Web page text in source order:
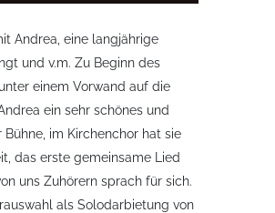
Andrea, eine langjährige
und v.m. Zu Beginn des
einem Vorwand auf die
ein sehr schönes und
im Kirchenchor hat sie
das erste gemeinsame Lied
uns Zuhörern sprach für sich.
als Solodarbietung von